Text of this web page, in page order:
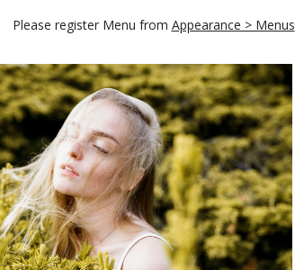
Please register Menu from Appearance > Menus